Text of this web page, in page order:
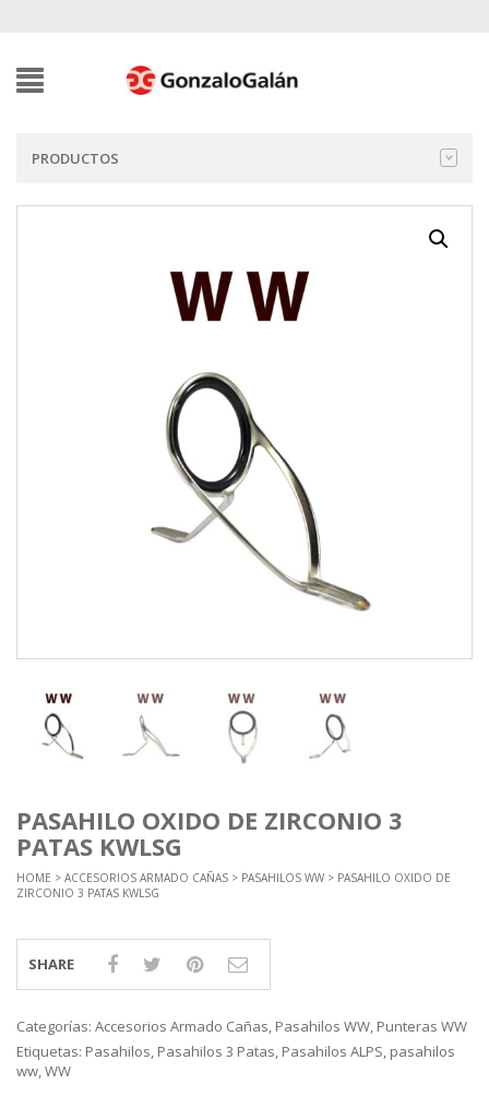
PRODUCTOS
PASAHILO OXIDO DE ZIRCONIO 3
PATAS KWLSG
HOME > ACCESORIOS ARMADO CAÑAS > PASAHILOS WW > PASAHILO OXIDO DE
ZIRCONIO 3 PATAS KWLSG
SHARE
Categorías: Accesorios Armado Cañas, Pasahilos WW, Punteras WW
Etiquetas: Pasahilos, Pasahilos 3 Patas, Pasahilos ALPS, pasahilos
ww,WW